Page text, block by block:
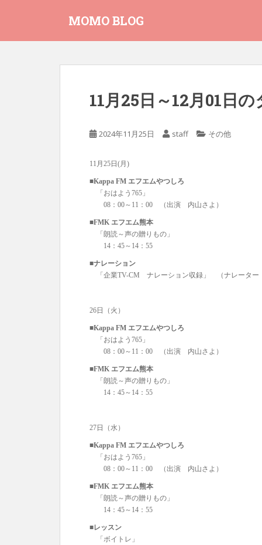
MOMO BLOG
11月25日～12月01日
2024年11月25日 staff その他
11月25日(月)
■Kappa FM エフエムやつしろ
「おはよう765」
08：00～11：00 （出演 内山さよ）
■FMK エフエム熊本
「朗読～声の贈りもの」
14：45～14：55
■ナレーション
「企業TV-CM ナレーション収録」 （ナレータ
26日（火）
■Kappa FM エフエムやつしろ
「おはよう765」
08：00～11：00 （出演 内山さよ）
■FMK エフエム熊本
「朗読～声の贈りもの」
14：45～14：55
27日（水）
■Kappa FM エフエムやつしろ
「おはよう765」
08：00～11：00 （出演 内山さよ）
■FMK エフエム熊本
「朗読～声の贈りもの」
14：45～14：55
■レッスン
「ボイトレ」